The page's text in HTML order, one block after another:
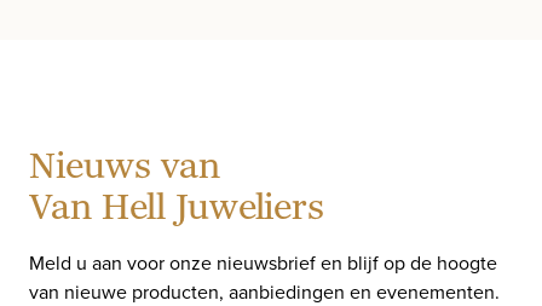
Nieuws van
Van Hell Juweliers
Meld u aan voor onze nieuwsbrief en blijf op de hoogte
van nieuwe producten, aanbiedingen en evenementen.